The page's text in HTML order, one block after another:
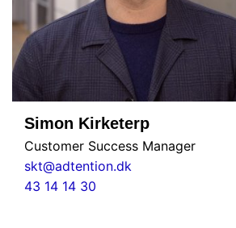
Simon Kirketerp
Customer Success Manager
skt@adtention.dk
43 14 14 30